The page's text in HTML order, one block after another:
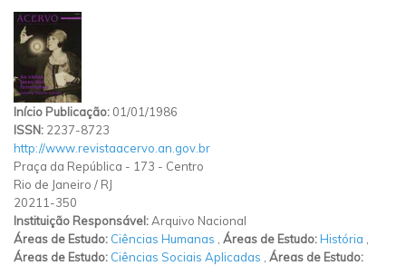
Início Publicação: 01/01/1986
ISSN: 2237-8723
http://www.revistaacervo.an.gov.br
Praça da República - 173 - Centro
Rio de Janeiro / RJ
20211-350
Instituição Responsável:Arquivo Nacional
Áreas de Estudo: Ciências Humanas Áreas de Estudo:História
Áreas de Estudo: Ciências Sociais Aplicadas
Áreas de Estudo: